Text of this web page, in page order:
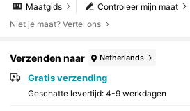
Controleer mijn maat
Maatgids
Niet je maat? Vertel ons
Verzenden naar Netherlands
Gratis verzending
Geschatte levertijd: 4-9 werkdagen